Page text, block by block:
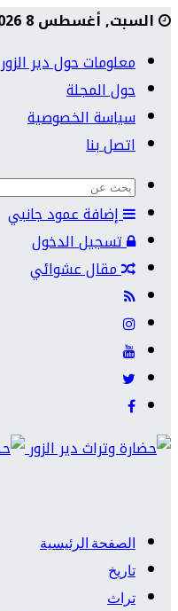
السبت, أغسطس 8 2026
معلومات حول دير الزور
حول المجلة
سياسة الخصوصية
اتصل بنا
إضافة عمود جانبي
تسجيل الدخول
مقال عشوائي
الصفحة الرئيسية
تاريخ
تراث